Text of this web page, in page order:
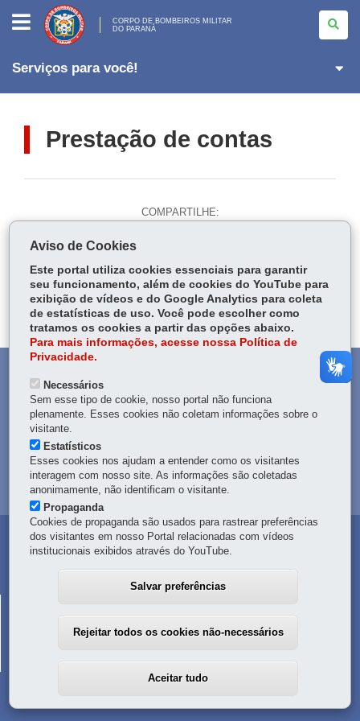
CORPO
DE
BOMBEIROS
MILITAR
PARANÁ
CORPO DE BOMBEIROS MILITAR
DO PARANÁ
Serviços para você!
Prestação de contas
COMPARTILHE:
bo
ok
Tw
itt
er
ts
Ap
p
Voltar Início Imprimir Baixar
MAPA DO SITE
OUVIDORIA
TRANSPARÊNCIA INSTITUCIONAL
R. Nunes Machado, 100- 80250-000-Curitiba-PR
41 3351-2000
Aviso de Cookies
Este portal utiliza cookies essenciais para garantir
seu funcionamento, além de cookies do YouTube para
exibição de vídeos e do Google Analytics para coleta
de estatísticas de uso. Você pode escolher como
tratamos os cookies a partir das opções abaixo.
Para mais informações, acesse nossa Política de
Privacidade.
Necessários
Sem esse tipo de cookie, nosso portal não funciona
plenamente. Esses cookies não coletam informações sobre o
visitante.
Estatísticos
Esses cookies nos ajudam a entender como os visitantes
interagem com nosso site. As informações são coletadas
anonimamente, não identificam o visitante.
Propaganda
Cookies de propaganda são usados para rastrear preferências
dos visitantes em nosso Portal relacionadas com vídeos
institucionais exibidos através do YouTube.
Salvar preferências
Rejeitar todos os cookies não-necessários
Aceitar tudo